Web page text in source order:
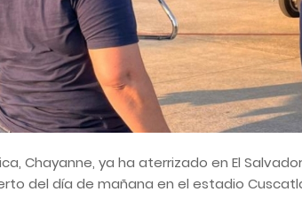
Chayanne, ya ha aterrizado en El
del día de mañana en el estadio